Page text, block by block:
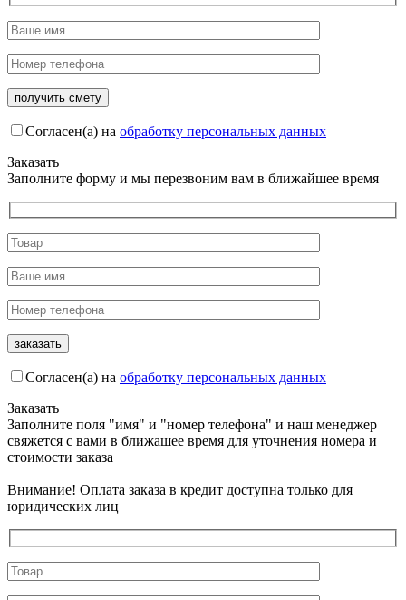
Согласен(а) на обработку персональных данных
Заказать
Заполните форму и мы перезвоним вам в ближайшее время
Согласен(а) на обработку персональных данных
Заказать
Заполните поля "имя" и "номер телефона" и наш менеджер
свяжется с вами в ближашее время для уточнения номера и
стоимости заказа
Внимание! Оплата заказа в кредит доступна только для
юридических лиц